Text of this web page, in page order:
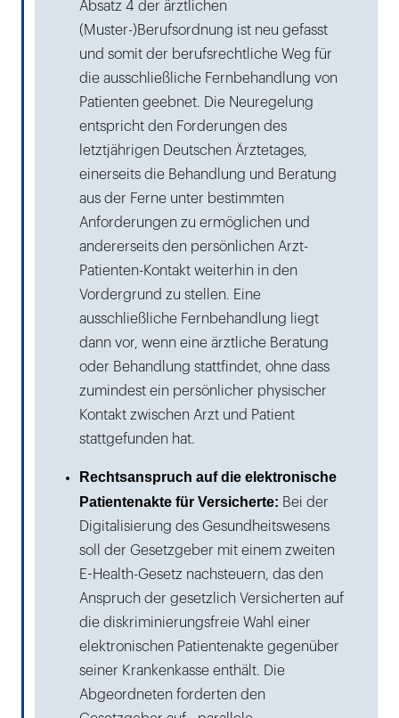
Absatz 4 der ärztlichen
(Muster-)Berufsordnung ist neu gefasst
und somit der berufsrechtliche Weg für
die ausschließliche Fernbehandlung von
Patienten geebnet. Die Neuregelung
entspricht den Forderungen des
letztjährigen Deutschen Ärztetages,
einerseits die Behandlung und Beratung
aus der Ferne unter bestimmten
Anforderungen zu ermöglichen und
andererseits den persönlichen Arzt-
Patienten-Kontakt weiterhin in den
Vordergrund zu stellen. Eine
ausschließliche Fernbehandlung liegt
dann vor, wenn eine ärztliche Beratung
oder Behandlung stattfindet, ohne dass
zumindest ein persönlicher physischer
Kontakt zwischen Arzt und Patient
stattgefunden hat.
Rechtsanspruch auf die elektronische
Patientenakte für Versicherte: Bei der
Digitalisierung des Gesundheitswesens
soll der Gesetzgeber mit einem zweiten
E-Health-Gesetz nachsteuern, das den
Anspruch der gesetzlich Versicherten auf
die diskriminierungsfreie Wahl einer
elektronischen Patientenakte gegenüber
seiner Krankenkasse enthält. Die
Abgeordneten forderten den